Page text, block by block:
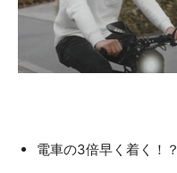
電車の3倍早く着く！？